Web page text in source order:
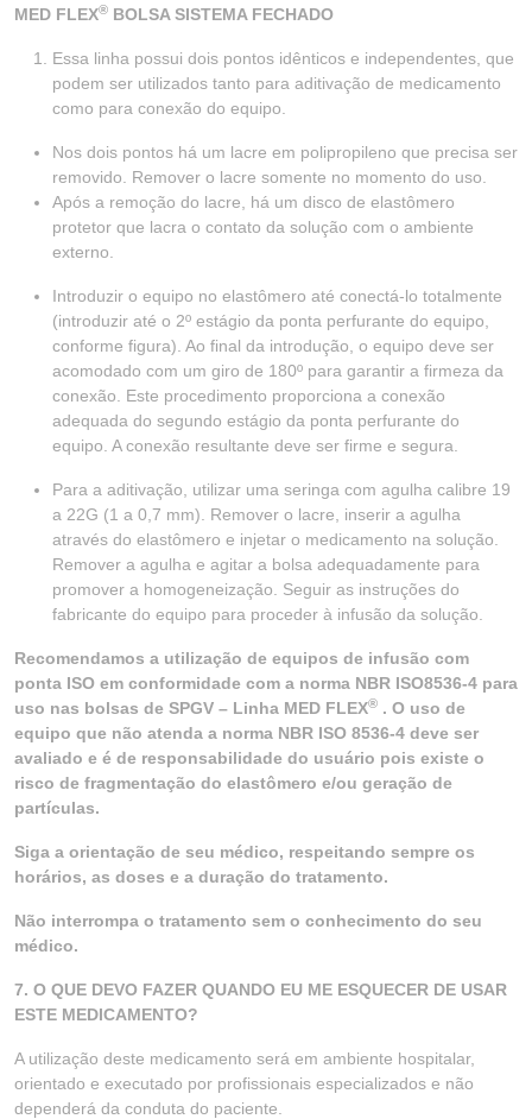
MED FLEX® BOLSA SISTEMA FECHADO
Essa linha possui dois pontos idênticos e independentes, que
podem ser utilizados tanto para aditivação de medicamento
como para conexão do equipo.
Nos dois pontos há um lacre em polipropileno que precisa ser
removido. Remover o lacre somente no momento do uso.
Após a remoção do lacre, há um disco de elastômero
protetor que lacra o contato da solução com o ambiente
externo.
Introduzir o equipo no elastômero até conectá-lo totalmente
(introduzir até o 2º estágio da ponta perfurante do equipo,
conforme figura). Ao final da introdução, o equipo deve ser
acomodado com um giro de 180º para garantir a firmeza da
conexão. Este procedimento proporciona a conexão
adequada do segundo estágio da ponta perfurante do
equipo. A conexão resultante deve ser firme e segura.
Para a aditivação, utilizar uma seringa com agulha calibre 19
a 22G (1 a 0,7 mm). Remover o lacre, inserir a agulha
através do elastômero e injetar o medicamento na solução.
Remover a agulha e agitar a bolsa adequadamente para
promover a homogeneização. Seguir as instruções do
fabricante do equipo para proceder à infusão da solução.
Recomendamos a utilização de equipos de infusão com
ponta ISO em conformidade com a norma NBR ISO8536-4 para
uso nas bolsas de SPGV – Linha MED FLEX® . O uso de
equipo que não atenda a norma NBR ISO 8536-4 deve ser
avaliado e é de responsabilidade do usuário pois existe o
risco de fragmentação do elastômero e/ou geração de
partículas.
Siga a orientação de seu médico, respeitando sempre os
horários, as doses e a duração do tratamento.
Não interrompa o tratamento sem o conhecimento do seu
médico.
7. O QUE DEVO FAZER QUANDO EU ME ESQUECER DE USAR
ESTE MEDICAMENTO?
A utilização deste medicamento será em ambiente hospitalar,
orientado e executado por profissionais especializados e não
dependerá da conduta do paciente.